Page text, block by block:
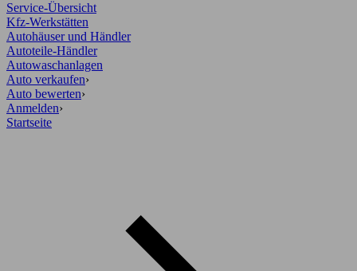
Service-Übersicht
Kfz-Werkstätten
Autohäuser und Händler
Autoteile-Händler
Autowaschanlagen
Auto verkaufen›
Auto bewerten›
Anmelden›
Startseite